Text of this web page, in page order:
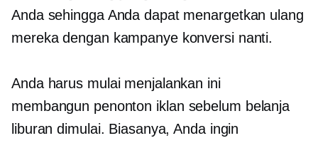
Anda sehingga Anda dapat menargetkan ulang
mereka dengan kampanye konversi nanti.
Anda harus mulai menjalankan ini
membangun penonton iklan sebelum belanja
liburan dimulai. Biasanya, Anda ingin